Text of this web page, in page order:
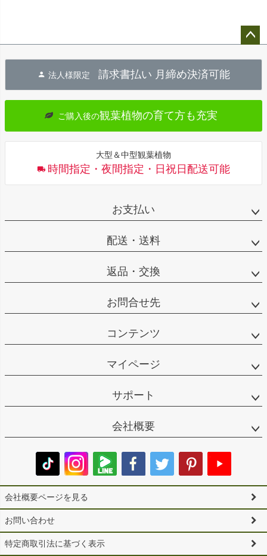
へ
法人様限定 請求書払い 月締め決済可能
ご購入後の観葉植物の育て方も充実
大型＆中型観葉植物
時間指定・夜間指定・日祝日配送可能
お支払い
配送・送料
返品・交換
お問合せ先
コンテンツ
マイページ
サポート
会社概要
会社概要ページを見る
お問い合わせ
特定商取引法に基づく表示